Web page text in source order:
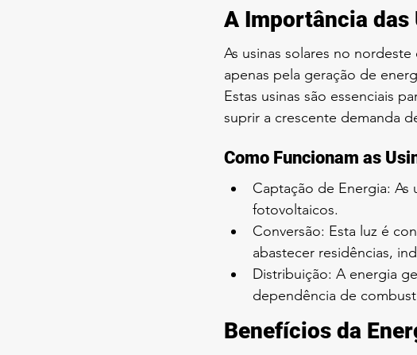
A Importância das
As usinas solares no
apenas pela geração de
Estas usinas são essenciais
suprir a crescente demanda
Como Funcionam as
Captação de Energia: As
fotovoltaicos.
Conversão: Esta luz é
abastecer residências,
Distribuição: A energia
dependência de
Benefícios da